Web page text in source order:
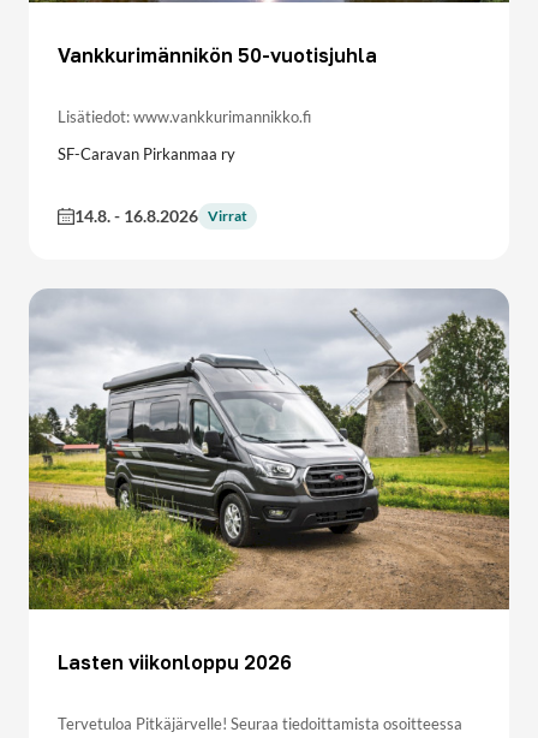
Vankkurimännikön 50-vuotisjuhla
Lisätiedot: www.vankkurimannikko.fi
SF-Caravan Pirkanmaa ry
14.8.- 16.8.2026 Virrat
Lasten viikonloppu 2026
Tervetuloa Pitkäjärvelle! Seuraa tiedoittamista osoitteessa